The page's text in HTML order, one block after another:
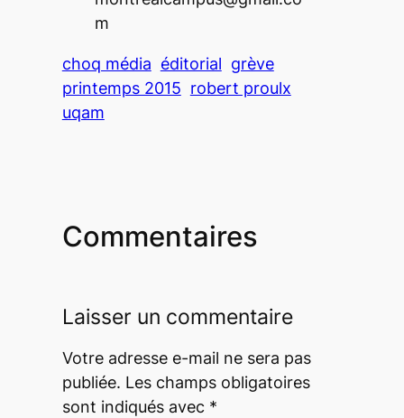
m
choq média éditorial grève
printemps 2015 robert proulx
uqam
Commentaires
Laisser un commentaire
Votre adresse e-mail ne sera pas
publiée. Les champs obligatoires
sont indiqués avec *